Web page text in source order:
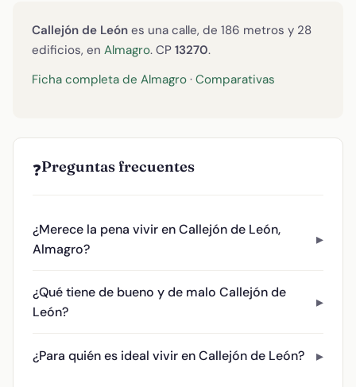
Callejón de León es una calle, de 186 metros y 28
edificios, en Almagro. CP 13270.
Ficha completa de Almagro · Comparativas
❓Preguntas frecuentes
¿Merece la pena vivir en Callejón de León,
Almagro?
¿Qué tiene de bueno y de malo Callejón de
León?
¿Para quién es ideal vivir en Callejón de León?